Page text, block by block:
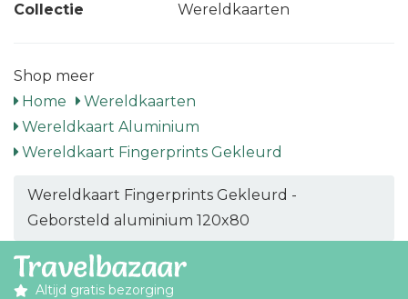
Collectie
Wereldkaarten
Shop meer
Home
Wereldkaarten
Wereldkaart Aluminium
Wereldkaart Fingerprints Gekleurd
Wereldkaart Fingerprints Gekleurd -
Geborsteld aluminium 120x80
Altijd gratis bezorging